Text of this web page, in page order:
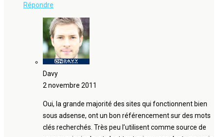
Répondre
Davy
2 novembre 2011
Oui, la grande majorité des sites qui fonctionnent bien
sous adsense, ont un bon référencement sur des mots
clés recherchés. Très peu l’utilisent comme source de